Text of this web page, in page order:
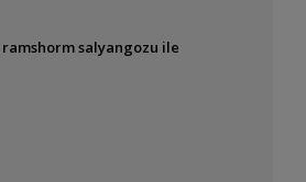
salyangozu ile